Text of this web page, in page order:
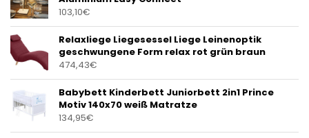
103,10€
Relaxliege Liegesessel Liege Leinenoptik
geschwungene Form relax rot grün braun
474,43€
Babybett Kinderbett Juniorbett 2in1 Prince
Motiv 140x70 weiß Matratze
134,95€